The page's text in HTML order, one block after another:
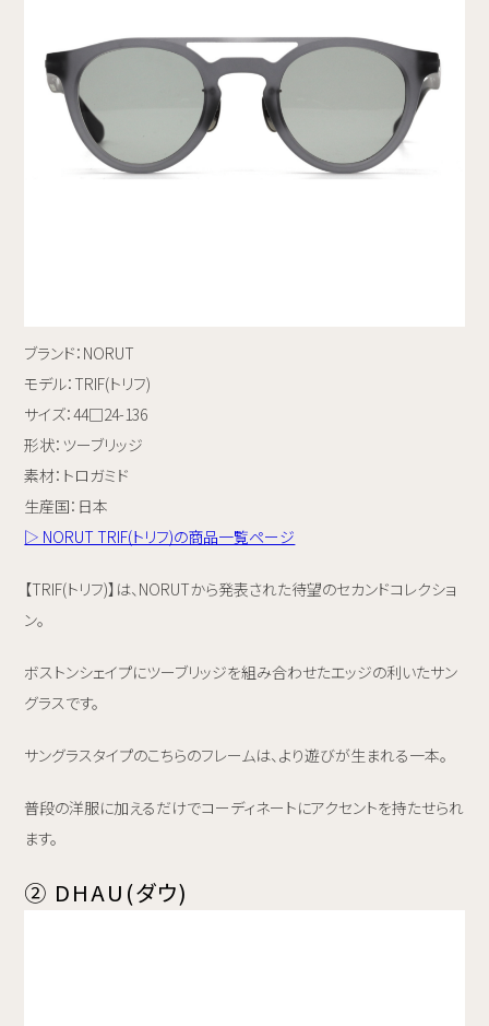
ブランド：NORUT
モデル：TRIF(トリフ)
サイズ：44□24-136
形状：ツーブリッジ
素材：トロガミド
生産国：日本
▷ NORUT TRIF(トリフ)の商品一覧ページ
【TRIF(トリフ)】は、NORUTから発表された待望のセカンドコレクショ
ン。
ボストンシェイプにツーブリッジを組み合わせたエッジの利いたサン
グラスです。
サングラスタイプのこちらのフレームは、より遊びが生まれる一本。
普段の洋服に加えるだけでコーディネートにアクセントを持たせられ
ます。
② DHAU(ダウ)